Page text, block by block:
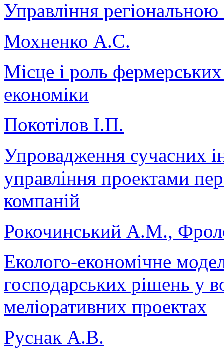
Управління
Мохненко А.С.
Місце і роль
економіки
Покотілов І.П.
Упровадження сучасних
управління проектами
компаній
Рокочинський А.М.,
Еколого-економічне
господарських рішень у
меліоративних проектах
Руснак А.В.